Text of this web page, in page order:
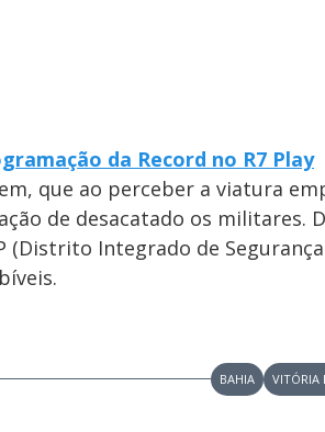
da Record no R7 Play
que ao perceber a viatura
de desacatado os militares.
(Distrito Integrado de
BAHIA VITÓRIA